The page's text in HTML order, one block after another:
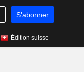
S'abonner
Édition suisse